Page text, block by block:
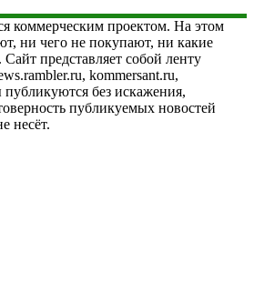
коммерческим проектом. На этом
ни чего не покупают, ни какие
представляет собой ленту
kommersant.ru,
без искажения,
публикуемых новостей
несёт.